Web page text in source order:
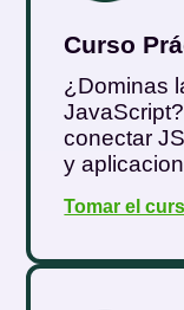
Curso
¿Dominas
conectar
y
Tomar el